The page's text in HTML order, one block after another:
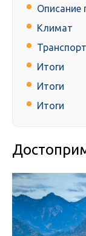
Описание
Климат
Транспорт
Итоги
Итоги
Итоги